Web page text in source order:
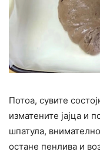
Потоа, сувите
изматените јајца и
шпатула,
остане пенлива и